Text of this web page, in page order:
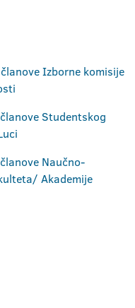
Izborne komisije
Studentskog
Naučno-
Akademije